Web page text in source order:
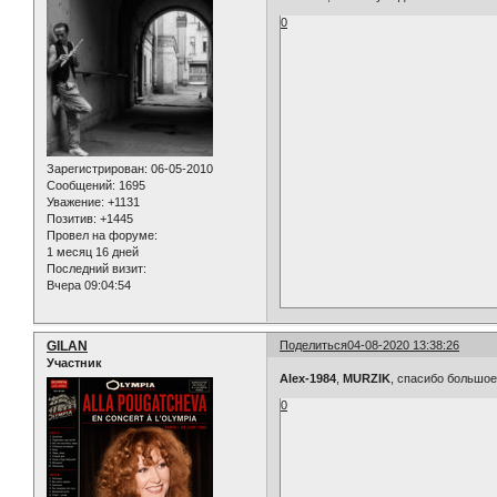
Зарегистрирован: 06-05-2010
Сообщений: 1695
Уважение: +1131
Позитив: +1445
Провел на форуме:
1 месяц 16 дней
Последний визит:
Вчера 09:04:54
0
Поделиться04-08-2020 13:38:26
GILAN
Участник
Alex-1984 ,MURZIK , спасибо
0